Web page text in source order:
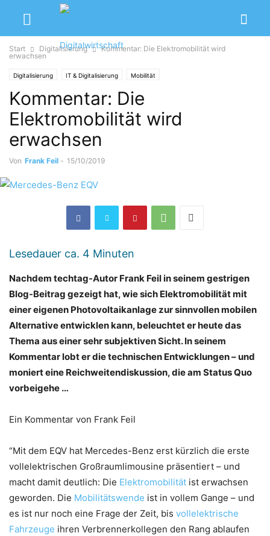
Start Digitalisierung
Kommentar: Die Elektromobilität wird
erwachsen
Digitalisierung IT & Digitalisierung Mobilität
Kommentar: Die
Elektromobilität wird
erwachsen
Von Frank Feil - 15/10/2019
Lesedauer ca. 4 Minuten
Nachdem techtag-Autor Frank Feil in seinem gestrigen
Blog-Beitrag gezeigt hat, wie sich Elektromobilität mit
einer eigenen Photovoltaikanlage zur sinnvollen mobilen
Alternative entwicklen kann, beleuchtet er heute das
Thema aus einer sehr subjektiven Sicht. In seinem
Kommentar lobt er die technischen Entwicklungen – und
moniert eine Reichweitendiskussion, die am Status Quo
vorbeigehe …
Ein Kommentar von Frank Feil
“Mit dem EQV hat Mercedes-Benz erst kürzlich die erste
vollelektrischen Großraumlimousine präsentiert – und
macht damit deutlich: Die Elektromobilität ist erwachsen
geworden. Die Mobilitätswende ist in vollem Gange – und
es ist nur noch eine Frage der Zeit, bis vollelektrische
Fahrzeuge ihren Verbrennerkollegen den Rang ablaufen